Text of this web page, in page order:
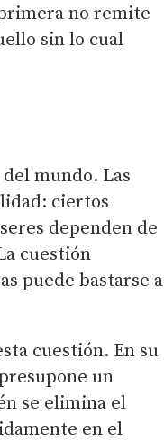
no remite
sin lo cual
mundo. Las
ciertos
dependen de
cuestión
puede bastarse a
cuestión. En su
un
se elimina el
en el